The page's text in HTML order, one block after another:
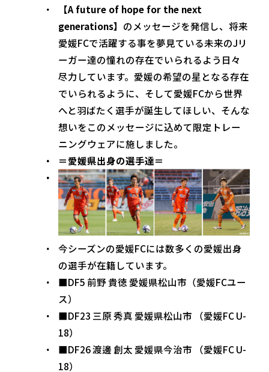
【A future of hope for the next
generations】 のメッセージを発信し、将来
愛媛FCで活躍する事を夢見ている未来のJリ
ーガー達の憧れの存在でいられるよう日々
尽力しています。愛媛の希望の星となる存在
でいられるように、そして愛媛FCから世界
へと羽ばたく選手が誕生してほしい、そんな
想いをこのメッセージに込めて限定トレー
ニングウェアに施しました。
＝愛媛県出身の選手達＝
今シーズンの愛媛FCには数多くの愛媛出身
の選手が在籍しています。
■DF5 前野 貴徳 愛媛県松山市（愛媛FCユー
ス）
■DF23 三原 秀真 愛媛県松山市 （愛媛FC U-
18）
■DF26 渡邊 創太 愛媛県今治市 （愛媛FC U-
18）